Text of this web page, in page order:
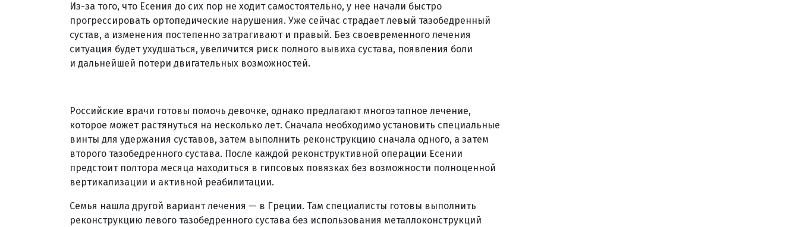
Из-за того, что Есения до сих пор не ходит самостоятельно, у нее начали быстро
прогрессировать ортопедические нарушения. Уже сейчас страдает левый тазобедренный
сустав, а изменения постепенно затрагивают и правый. Без своевременного лечения
ситуация будет ухудшаться, увеличится риск полного вывиха сустава, появления боли
и дальнейшей потери двигательных возможностей.
Российские врачи готовы помочь девочке, однако предлагают многоэтапное лечение,
которое может растянуться на несколько лет. Сначала необходимо установить специальные
винты для удержания суставов, затем выполнить реконструкцию сначала одного, а затем
второго тазобедренного сустава. После каждой реконструктивной операции Есении
предстоит полтора месяца находиться в гипсовых повязках без возможности полноценной
вертикализации и активной реабилитации.
Семья нашла другой вариант лечения — в Греции. Там специалисты готовы выполнить
реконструкцию левого тазобедренного сустава без использования металлоконструкций